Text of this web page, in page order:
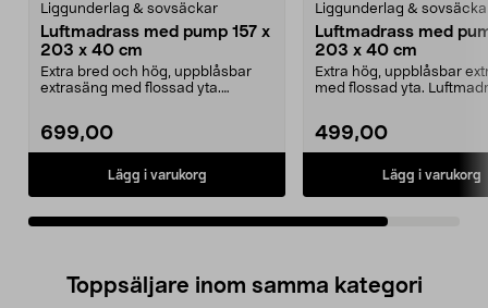
Liggunderlag & sovsäckar
Luftmadrass med pump 157 x
203 x 40 cm
Extra bred och hög, uppblåsbar
extrasäng med flossad yta.
699,00
Lägg i varukorg
Liggunderlag &
Luftmadrass med
203 x 40 cm
Extra hög, uppblåsbar
med flossad yta.
499,00
Lägg i varukorg
Toppsäljare inom samma kategori